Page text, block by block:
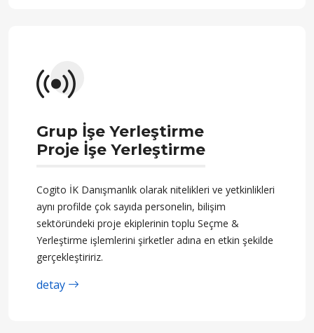
Grup İşe Yerleştirme
Proje İşe Yerleştirme
Cogito İK Danışmanlık olarak nitelikleri ve yetkinlikleri
aynı profilde çok sayıda personelin, bilişim
sektöründeki proje ekiplerinin toplu Seçme &
Yerleştirme işlemlerini şirketler adına en etkin şekilde
gerçekleştiririz.
detay